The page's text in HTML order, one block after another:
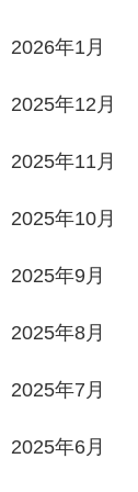
2026年1月
2025年12月
2025年11月
2025年10月
2025年9月
2025年8月
2025年7月
2025年6月